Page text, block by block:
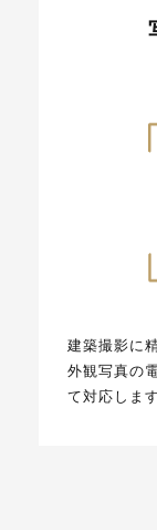
建築撮影に
外観写真の
て対応します